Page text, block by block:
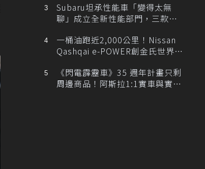
Subaru坦承性能車「變得太無
聊」成立全新性能部門，三款手
一桶油跑近2,000公里！Nissan
Qashqai e-POWER創金氏世界紀
《閃電霹靂車》35 週年計畫只剩
周邊商品！阿斯拉1:1實車與實體